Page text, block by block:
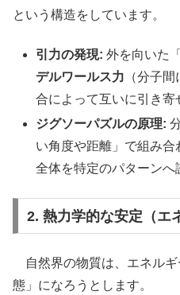
という構造をしています。
引力の発現: 外を向いた
デルワールス力 （分子
合によって互いに引き寄
ジグソーパズルの原理:
い角度や距離」で組み
全体を特定のパターンへ
2. 熱力学的な安定（エ
自然界の物質は、エネル
態」になろうとします。